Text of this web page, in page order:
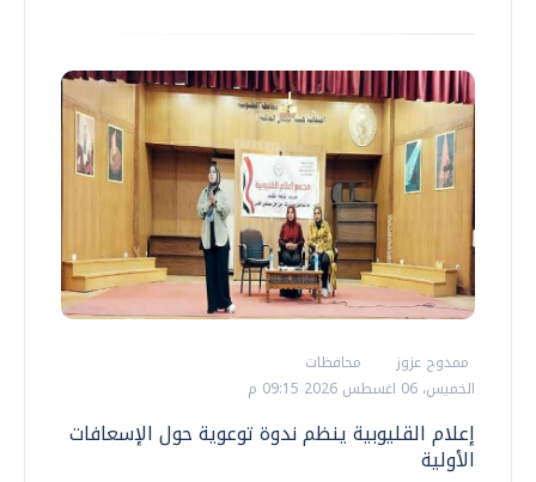
ممدوح عزوز
محافظات
الخميس، 06 اغسطس 2026 09:15 م
إعلام القليوبية ينظم ندوة توعوية حول الإسعافات
الأولية